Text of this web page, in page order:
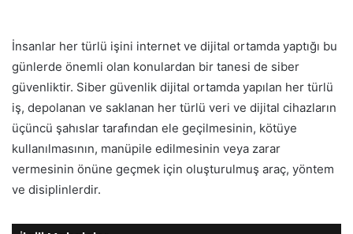
İnsanlar her türlü işini internet ve dijital ortamda yaptığı bu
günlerde önemli olan konulardan bir tanesi de siber
güvenliktir. Siber güvenlik dijital ortamda yapılan her türlü
iş, depolanan ve saklanan her türlü veri ve dijital cihazların
üçüncü şahıslar tarafından ele geçilmesinin, kötüye
kullanılmasının, manüpile edilmesinin veya zarar
vermesinin önüne geçmek için oluşturulmuş araç, yöntem
ve disiplinlerdir.